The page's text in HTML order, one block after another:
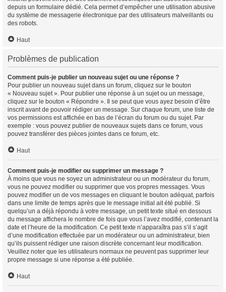
depuis un formulaire dédié. Cela permet d’empêcher une utilisation abusive
du système de messagerie électronique par des utilisateurs malveillants ou
des robots.
Haut
Problèmes de publication
Comment puis-je publier un nouveau sujet ou une réponse ?
Pour publier un nouveau sujet dans un forum, cliquez sur le bouton
« Nouveau sujet ». Pour publier une réponse à un sujet ou un message,
cliquez sur le bouton « Répondre ». Il se peut que vous ayez besoin d’être
inscrit avant de pouvoir rédiger un message. Sur chaque forum, une liste de
vos permissions est affichée en bas de l’écran du forum ou du sujet. Par
exemple : vous pouvez publier de nouveaux sujets dans ce forum, vous
pouvez transférer des pièces jointes dans ce forum, etc.
Haut
Comment puis-je modifier ou supprimer un message ?
À moins que vous ne soyez un administrateur ou un modérateur du forum,
vous ne pouvez modifier ou supprimer que vos propres messages. Vous
pouvez modifier un de vos messages en cliquant le bouton adéquat, parfois
dans une limite de temps après que le message initial ait été publié. Si
quelqu’un a déjà répondu à votre message, un petit texte situé en dessous
du message affichera le nombre de fois que vous l’avez modifié, contenant la
date et l’heure de la modification. Ce petit texte n’apparaîtra pas s’il s’agit
d’une modification effectuée par un modérateur ou un administrateur, bien
qu’ils puissent rédiger une raison discrète concernant leur modification.
Veuillez noter que les utilisateurs normaux ne peuvent pas supprimer leur
propre message si une réponse a été publiée.
Haut